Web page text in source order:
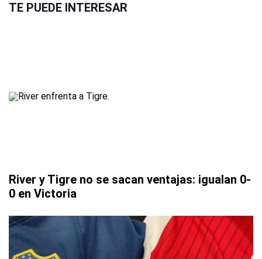
TE PUEDE INTERESAR
River y Tigre no se sacan ventajas: igualan 0-
0 en Victoria